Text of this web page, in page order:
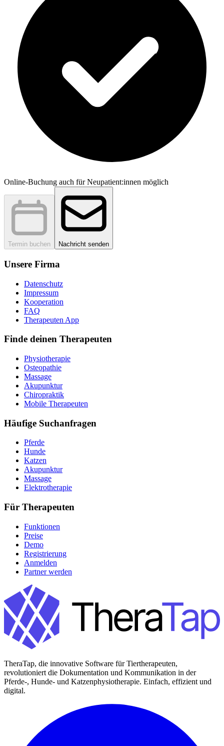
Online-Buchung auch für Neupatient:innen möglich
Termin buchen Nachricht senden
Unsere Firma
Datenschutz
Impressum
Kooperation
FAQ
Therapeuten App
Finde deinen Therapeuten
Physiotherapie
Osteopathie
Massage
Akupunktur
Chiropraktik
Mobile Therapeuten
Häufige Suchanfragen
Pferde
Hunde
Katzen
Akupunktur
Massage
Elektrotherapie
Für Therapeuten
Funktionen
Preise
Demo
Registrierung
Anmelden
Partner werden
TheraTap, die innovative Software für Tiertherapeuten,
revolutioniert die Dokumentation und Kommunikation in der
Pferde-, Hunde- und Katzenphysiotherapie. Einfach, effizient und
digital.